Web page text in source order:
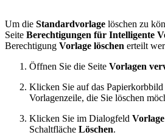
Um die Standardvorlage löschen zu
Seite Berechtigungen für Intelligente
Berechtigung Vorlage löschen erteilt
Öffnen Sie die Seite Vorlagen
Klicken Sie auf das
Vorlagenzeile, die Sie löschen
Klicken Sie im Dialogfeld
Schaltfläche Löschen.